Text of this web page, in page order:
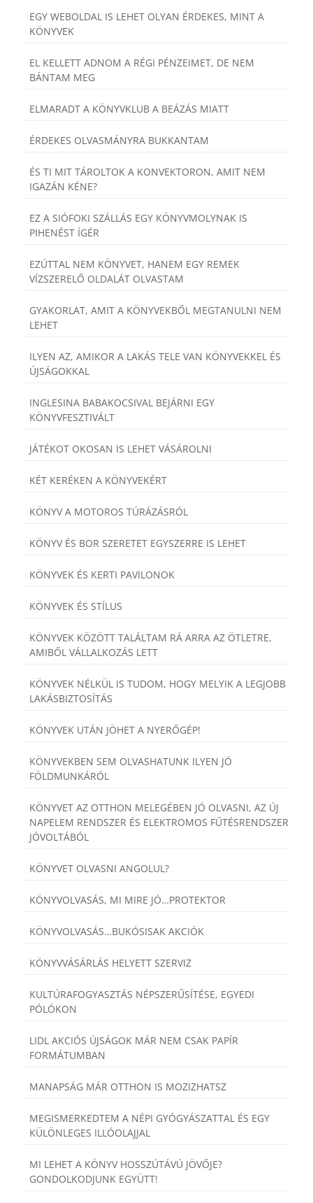
EGY WEBOLDAL IS LEHET OLYAN ÉRDEKES, MINT A
KÖNYVEK
EL KELLETT ADNOM A RÉGI PÉNZEIMET, DE NEM
BÁNTAM MEG
ELMARADT A KÖNYVKLUB A BEÁZÁS MIATT
ÉRDEKES OLVASMÁNYRA BUKKANTAM
ÉS TI MIT TÁROLTOK A KONVEKTORON, AMIT NEM
IGAZÁN KÉNE?
EZ A SIÓFOKI SZÁLLÁS EGY KÖNYVMOLYNAK IS
PIHENÉST ÍGÉR
EZÚTTAL NEM KÖNYVET, HANEM EGY REMEK
VÍZSZERELŐ OLDALÁT OLVASTAM
GYAKORLAT, AMIT A KÖNYVEKBŐL MEGTANULNI NEM
LEHET
ILYEN AZ, AMIKOR A LAKÁS TELE VAN KÖNYVEKKEL ÉS
ÚJSÁGOKKAL
INGLESINA BABAKOCSIVAL BEJÁRNI EGY
KÖNYVFESZTIVÁLT
JÁTÉKOT OKOSAN IS LEHET VÁSÁROLNI
KÉT KERÉKEN A KÖNYVEKÉRT
KÖNYV A MOTOROS TÚRÁZÁSRÓL
KÖNYV ÉS BOR SZERETET EGYSZERRE IS LEHET
KÖNYVEK ÉS KERTI PAVILONOK
KÖNYVEK ÉS STÍLUS
KÖNYVEK KÖZÖTT TALÁLTAM RÁ ARRA AZ ÖTLETRE,
AMIBŐL VÁLLALKOZÁS LETT
KÖNYVEK NÉLKÜL IS TUDOM, HOGY MELYIK A LEGJOBB
LAKÁSBIZTOSÍTÁS
KÖNYVEK UTÁN JÖHET A NYERŐGÉP!
KÖNYVEKBEN SEM OLVASHATUNK ILYEN JÓ
FÖLDMUNKÁRÓL
KÖNYVET AZ OTTHON MELEGÉBEN JÓ OLVASNI, AZ ÚJ
NAPELEM RENDSZER ÉS ELEKTROMOS FŰTÉSRENDSZER
JÓVOLTÁBÓL
KÖNYVET OLVASNI ANGOLUL?
KÖNYVOLVASÁS, MI MIRE JÓ…PROTEKTOR
KÖNYVOLVASÁS…BUKÓSISAK AKCIÓK
KÖNYVVÁSÁRLÁS HELYETT SZERVIZ
KULTÚRAFOGYASZTÁS NÉPSZERŰSÍTÉSE, EGYEDI
PÓLÓKON
LIDL AKCIÓS ÚJSÁGOK MÁR NEM CSAK PAPÍR
FORMÁTUMBAN
MANAPSÁG MÁR OTTHON IS MOZIZHATSZ
MEGISMERKEDTEM A NÉPI GYÓGYÁSZATTAL ÉS EGY
KÜLÖNLEGES ILLÓOLAJJAL
MI LEHET A KÖNYV HOSSZÚTÁVÚ JÖVŐJE?
GONDOLKODJUNK EGYÜTT!